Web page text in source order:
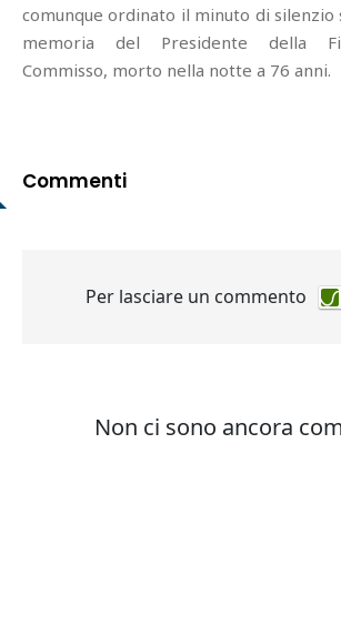
comunque ordinato il minuto di
memoria del Presidente della
Commisso, morto nella notte a 76 anni.
Commenti